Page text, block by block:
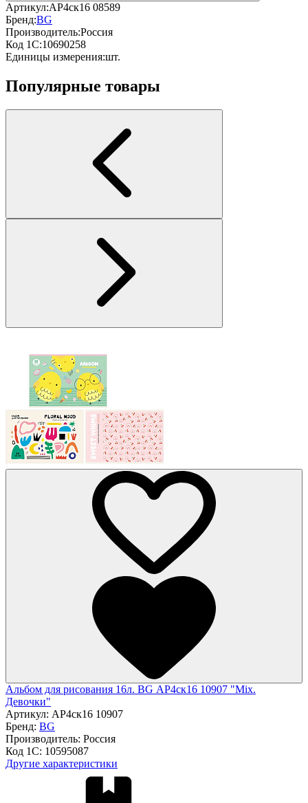
Артикул:АР4ск16 08589
Бренд:BG
Производитель:Россия
Код 1С:10690258
Единицы измерения:шт.
Популярные товары
Альбом для рисования 16л. BG АР4ск16 10907 "Mix.
Девочки"
Артикул: АР4ск16 10907
Бренд: BG
Производитель: Россия
Код 1С: 10595087
Другие характеристики